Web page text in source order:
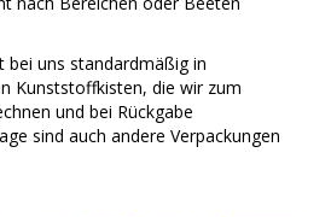
bei uns standardmäßig in
Kunststoffkisten, die wir zum
und bei Rückgabe
sind auch andere Verpackungen